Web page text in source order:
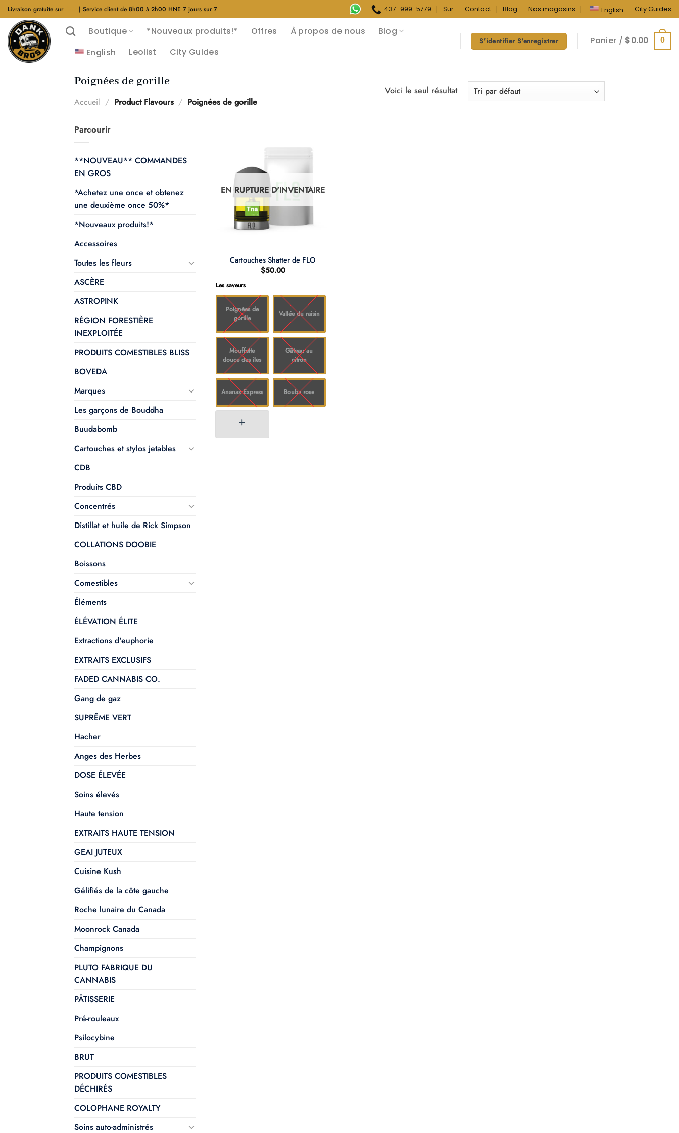
Aller
au
contenu
Livraison gratuite sur | Service client de 8h00 à 2h00 HNE 7 jours sur 7 437-999-5779 Sur Contact Blog Nos magasins English City Guides
Boutique *Nouveaux produits!* Offres À propos de nous
Blog
English
Leolist City Guides
S'identifier S'enregistrer Panier / $0.00 0
Poignées de gorille
Accueil / Product Flavours / Poignées de gorille
Parcourir
**NOUVEAU** COMMANDES
EN GROS
*Achetez une once et obtenez
une deuxième once 50%*
*Nouveaux produits!*
Accessoires
Toutes les fleurs
ASCÈRE
ASTROPINK
RÉGION FORESTIÈRE
INEXPLOITÉE
PRODUITS COMESTIBLES BLISS
BOVEDA
Marques
Les garçons de Bouddha
Buudabomb
Cartouches et stylos jetables
CDB
Produits CBD
Concentrés
Distillat et huile de Rick Simpson
COLLATIONS DOOBIE
Boissons
Comestibles
Éléments
ÉLÉVATION ÉLITE
Extractions d'euphorie
EXTRAITS EXCLUSIFS
FADED CANNABIS CO.
Gang de gaz
SUPRÊME VERT
Hacher
Anges des Herbes
DOSE ÉLEVÉE
Soins élevés
Haute tension
EXTRAITS HAUTE TENSION
GEAI JUTEUX
Cuisine Kush
Gélifiés de la côte gauche
Roche lunaire du Canada
Moonrock Canada
Champignons
PLUTO FABRIQUE DU
CANNABIS
PÂTISSERIE
Pré-rouleaux
Psilocybine
BRUT
PRODUITS COMESTIBLES
DÉCHIRÉS
COLOPHANE ROYALTY
Soins auto-administrés
EN RUPTURE D'INVENTAIRE
Cartouches Shatter de FLO
$50.00
Les saveurs
Poignées de
gorille
Vallée du raisin
Mouffette
douce des îles
Gâteau au
citron
Ananas Express Bouba rose